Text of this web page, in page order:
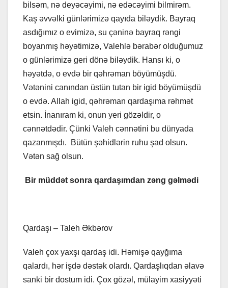
bilsəm, nə deyəcəyimi, nə edəcəyimi bilmirəm.
Kaş əvvəlki günlərimizə qayıda biləydik. Bayraq
asdığımız o evimizə, su çəninə bayraq rəngi
boyanmış həyətimizə, Valehlə bərabər olduğumuz
o günlərimizə geri dönə biləydik. Hansı ki, o
həyətdə, o evdə bir qəhrəman böyümüşdü.
Vətənini canından üstün tutan bir igid böyümüşdü
o evdə. Allah igid, qəhrəman qardaşıma rəhmət
etsin. İnanıram ki, onun yeri gözəldir, o
cənnətdədir. Çünki Valeh cənnətini bu dünyada
qazanmışdı. Bütün şəhidlərin ruhu şad olsun.
Vətən sağ olsun.
Bir müddət sonra qardaşımdan zəng gəlmədi
Qardaşı – Taleh Əkbərov
Valeh çox yaxşı qardaş idi. Həmişə qayğıma
qalardı, hər işdə dəstək olardı. Qardaşlıqdan əlavə
sanki bir dostum idi. Çox gözəl, mülayim xasiyyəti